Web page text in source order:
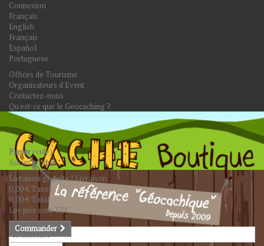
Connexion
Français
English
Français
Español
Portuguese
Offices de Tourisme
Organisateurs d'Event
Contactez-nous
Qu'est-ce que le Geocaching ?
Panier(vide)
Aucun produit
Livraison gratuite !Livraison
0,00 € Taxes
0,00 € Total
Les prix sont TTC
Commander